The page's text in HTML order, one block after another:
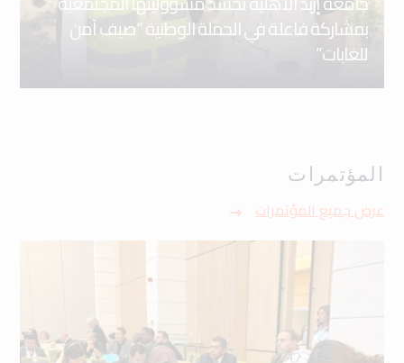
بمشاركة فاعلة في الحملة الوطنية “صيف آمن
للغابات”
المؤتمرات
عرض جميع المؤتمرات